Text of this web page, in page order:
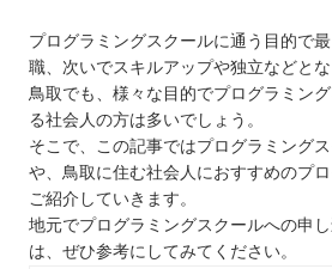
プログラミングスクールに通う目的で
職、次いでスキルアップや独立などとな
鳥取でも、様々な目的でプログラミン
る社会人の方は多いでしょう。
そこで、この記事ではプログラミング
や、鳥取に住む社会人におすすめのプ
ご紹介していきます。
地元でプログラミングスクールへの申
は、ぜひ参考にしてみてください。